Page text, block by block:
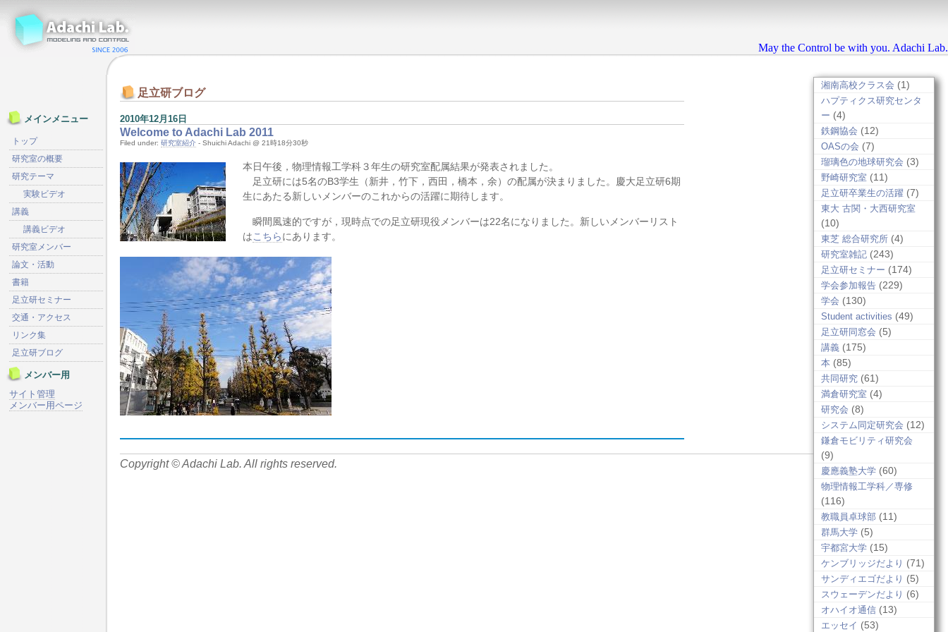
May the Control be with you. Adachi Lab.
足立研ブログ
2010年12月16日
Welcome to Adachi Lab 2011
Filed under: 研究室紹介 - Shuichi Adachi @ 21時18分30秒
本日午後，物理情報工学科３年生の研究室配属結果が発表されました。
足立研には5名のB3学生（新井，竹下，西田，橋本，余）の配属が決まりました。慶大足立研6期
生にあたる新しいメンバーのこれからの活躍に期待します。
瞬間風速的ですが，現時点での足立研現役メンバーは22名になりました。新しいメンバーリスト
はこちらにあります。
湘南高校クラス会 (1)
ハプティクス研究センタ
ー (4)
鉄鋼協会 (12)
OASの会 (7)
瑠璃色の地球研究会 (3)
野崎研究室 (11)
足立研卒業生の活躍 (7)
東大 古関・大西研究室
(10)
東芝 総合研究所 (4)
研究室雑記 (243)
足立研セミナー (174)
学会参加報告 (229)
学会 (130)
Student activities (49)
足立研同窓会 (5)
講義 (175)
本 (85)
共同研究 (61)
満倉研究室 (4)
研究会 (8)
システム同定研究会 (12)
鎌倉モビリティ研究会
(9)
慶應義塾大学 (60)
物理情報工学科／専修
(116)
教職員卓球部 (11)
群馬大学 (5)
宇都宮大学 (15)
ケンブリッジだより (71)
サンディエゴだより (5)
スウェーデンだより (6)
オハイオ通信 (13)
エッセイ (53)
Copyright © Adachi Lab. All rights reserved.
メインメニュー
トップ
研究室の概要
研究テーマ
実験ビデオ
講義
講義ビデオ
研究室メンバー
論文・活動
書籍
足立研セミナー
交通・アクセス
リンク集
足立研ブログ
メンバー用
サイト管理
メンバー用ページ